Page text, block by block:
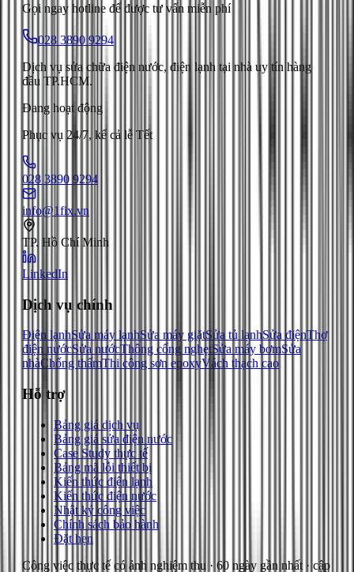
Gọi ngay hotline để được tư vấn miễn phí
028 3890 9294
Dịch vụ sửa chữa điện nước, điện lạnh tại nhà uy tín hàng
đầu TP.HCM.
Đang hoạt động
Phục vụ 24/7, kể cả lễ Tết
028 3890 9294
info@1fix.vn
TP. Hồ Chí Minh
LinkedIn
Dịch vụ chính
Điện lạnhSửa máy lạnhSửa máy giặtSửa tủ lạnhSửa điệnThợ
điện nướcSửa nướcThông cống nghẹtSửa máy bơmSửa
nhàChống thấmThi công sơn epoxyVách thạch cao
Hỗ trợ
Bảng giá dịch vụ
Bảng giá sửa điện nước
Case Study thực tế
Bảng mã lỗi thiết bị
Kiến thức điện lạnh
Kiến thức điện nước
Nhật ký công việc
Chính sách bảo hành
Đặt hẹn
Công việc thực tế có ảnh nghiệm thu · 60 ngày gần nhất · cập